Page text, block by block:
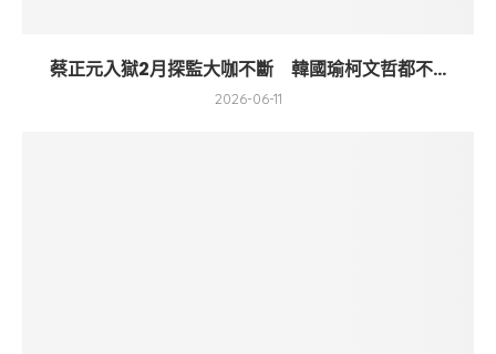
蔡正元入獄2月探監大咖不斷 韓國瑜柯文哲都不...
2026-06-11